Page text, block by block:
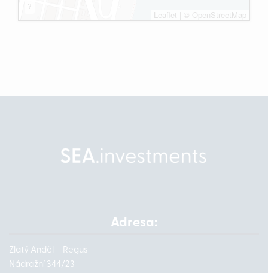
?
Leaflet OpenStreetMap
Adresa:
Zlatý Anděl – Regus
Nádražní 344/23